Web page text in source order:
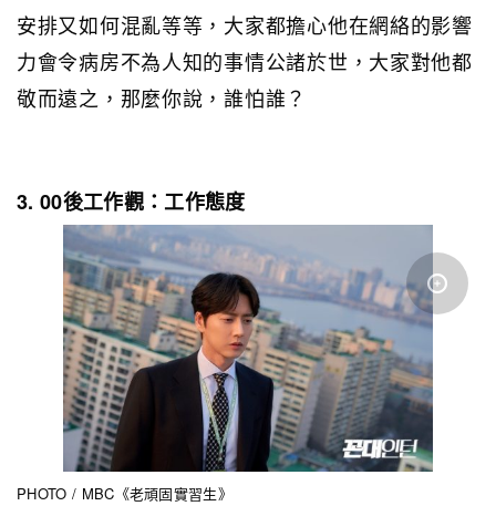
安排又如何混亂等等，大家都擔心他在網絡的影響
力會令病房不為人知的事情公諸於世，大家對他都
敬而遠之，那麼你說，誰怕誰？
3. 00後工作觀：工作態度
PHOTO / MBC《老頑固實習生》